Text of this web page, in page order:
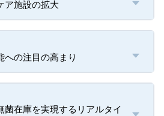
ア施設の拡大
への注目の高まり
菌在庫を実現するリアルタイ